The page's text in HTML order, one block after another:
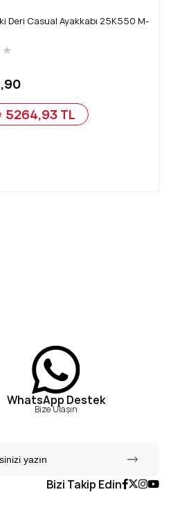
Deri Casual Ayakkabı 25K550 M-
★
5264,93 TL
WhatsApp Destek
Bize Ulaşın
Bizi Takip Edin